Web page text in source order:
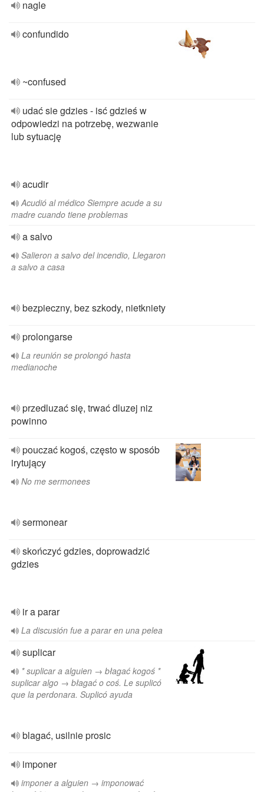
nagle
confundido
~confused
udać sie gdzies - isć gdzieś w
odpowiedzi na potrzebę, wezwanie
lub sytuację
acudir
Acudió al médico Siempre acude a su
madre cuando tiene problemas
a salvo
Salieron a salvo del incendio, Llegaron
a salvo a casa
bezpieczny, bez szkody, nietkniety
prolongarse
La reunión se prolongó hasta
medianoche
przedluzać się, trwać dluzej niz
powinno
pouczać kogoś, często w sposób
irytujący
No me sermonees
sermonear
skończyć gdzies, doprowadzić
gdzies
ir a parar
La discusión fue a parar en una pelea
suplicar
* suplicar a alguien → błagać kogoś *
suplicar algo → błagać o coś. Le suplicó
que la perdonara. Suplicó ayuda
blagać, usilnie prosic
imponer
imponer a alguien → imponować